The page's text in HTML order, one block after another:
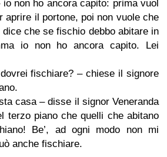
non ho ancora capito: prima vuol
aprire il portone, poi non vuole che
che se fischio debbo abitare in
io non ho ancora capito. Lei
fischiare? – chiese il signore
casa – disse il signor Veneranda
terzo piano che quelli che abitano
Be’, ad ogni modo non mi
anche fischiare.